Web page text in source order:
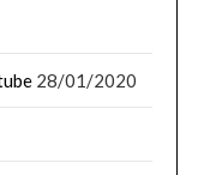
28/01/2020